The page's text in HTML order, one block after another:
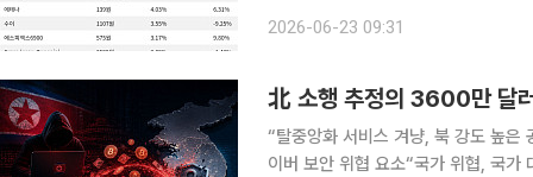
27.10% 상승했다. 3위 스테이블
2026-06-23 09:31
北 소행 추정의 3600만 달러
“탈중앙화 서비스 겨냥, 북 강도 높은
이버 보안 위협 요소“국가 위협, 국가 대응 필